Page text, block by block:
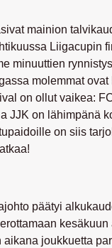
mainion
Liigacupin
minuuttien
molemmat
on ollut vaikea:
JJK on lähimpänä
on siis
päätyi
kesäkuun
aikana joukkuetta